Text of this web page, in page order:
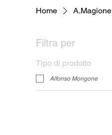
Home A.Magione
Filtra per
Tipo di prodotto
Alfonso Mongone